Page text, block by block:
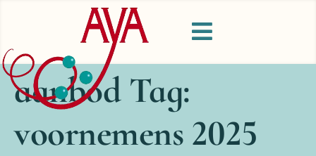
aanbod Tag:
voornemens 2025